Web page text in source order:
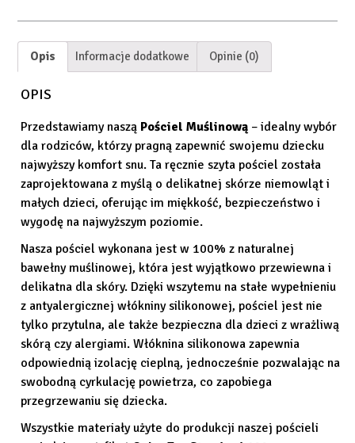
Opis Informacje dodatkowe Opinie (0)
OPIS
Przedstawiamy naszą Pościel Muślinową – idealny wybór
dla rodziców, którzy pragną zapewnić swojemu dziecku
najwyższy komfort snu. Ta ręcznie szyta pościel została
zaprojektowana z myślą o delikatnej skórze niemowląt i
małych dzieci, oferując im miękkość, bezpieczeństwo i
wygodę na najwyższym poziomie.
Nasza pościel wykonana jest w 100% z naturalnej
bawełny muślinowej, która jest wyjątkowo przewiewna i
delikatna dla skóry. Dzięki wszytemu na stałe wypełnieniu
z antyalergicznej włókniny silikonowej, pościel jest nie
tylko przytulna, ale także bezpieczna dla dzieci z wrażliwą
skórą czy alergiami. Włóknina silikonowa zapewnia
odpowiednią izolację cieplną, jednocześnie pozwalając na
swobodną cyrkulację powietrza, co zapobiega
przegrzewaniu się dziecka.
Wszystkie materiały użyte do produkcji naszej pościeli